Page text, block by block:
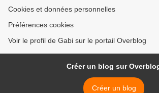
Cookies et données personnelles
Préférences cookies
Voir le profil de Gabi sur le portail Overblog
Créer un blog sur
Créer un blog